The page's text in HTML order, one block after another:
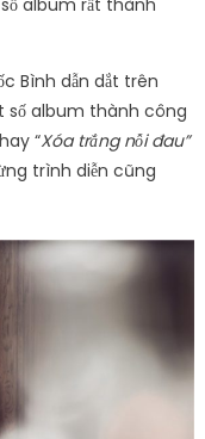
Bình dẫn dắt trên
số album thành công
“Xóa trắng nỗi đau”
trình diễn cũng